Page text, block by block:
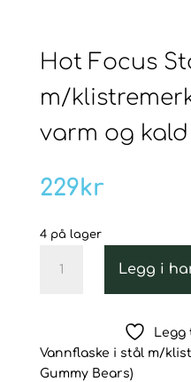
Hot Focus
m/
varm og kald
229kr
4 på lager
Focus
Holder
varm
Legg i
Legg
Vannflaske i stål m/
Gummy Bears)